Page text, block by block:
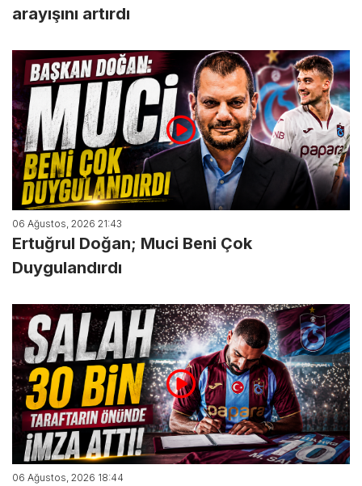
arayışını artırdı
06 Ağustos, 2026 21:43
Ertuğrul Doğan; Muci Beni Çok
Duygulandırdı
06 Ağustos, 2026 18:44